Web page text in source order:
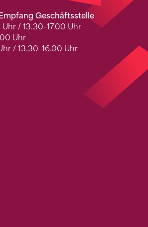
Geschäftsstelle
/ 13.30–17.00 Uhr
Uhr
/ 13.30–16.00 Uhr